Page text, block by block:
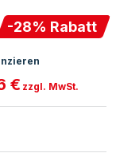
-28% Rabatt
€ zzgl. MwSt.